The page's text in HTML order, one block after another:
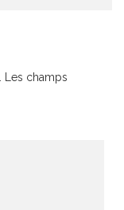
Les champs